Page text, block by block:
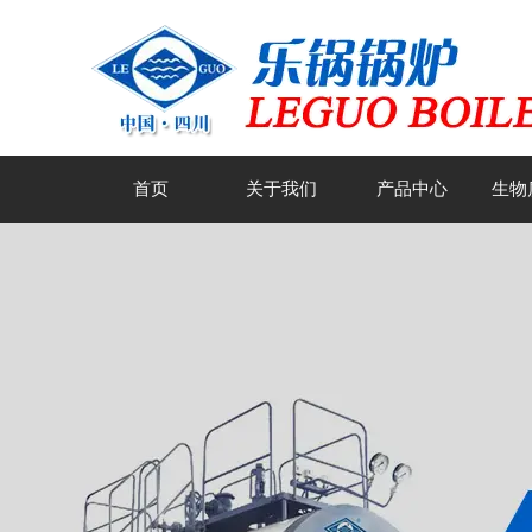
首页 关于我们 产品中心 生物